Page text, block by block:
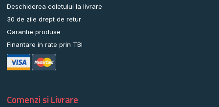
Deschiderea coletului la livrare
30 de zile drept de retur
Garantie produse
Finantare in rate prin TBI
Comenzi si Livrare